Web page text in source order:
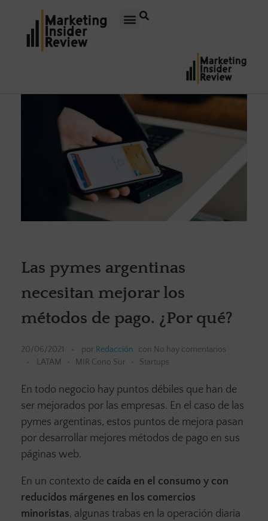
Las pymes argentinas
necesitan mejorar los
métodos de pago. ¿Por qué?
20/06/2021 por Redacción con No hay comentarios
LATAM
MIR Cono Sur Startups
En todo negocio hay puntos débiles que han de
ser mejorados por las empresas. En el caso de las
pymes argentinas, estos puntos de mejora pasan
por desarrollar mejores métodos de pago en sus
páginas web.
En un contexto de caída en el consumo y con
reducidos márgenes en los comercios
minoristas, algunas trabas en la operación diaria